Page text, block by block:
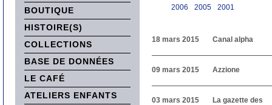
BOUTIQUE
HISTOIRE(S)
COLLECTIONS
BASE DE DONNÉES
LE CAFÉ
ATELIERS ENFANTS
2006
2005 2001
18 mars 2015 Canal alpha
09 mars 2015 Azzione
03 mars 2015
La gazette des